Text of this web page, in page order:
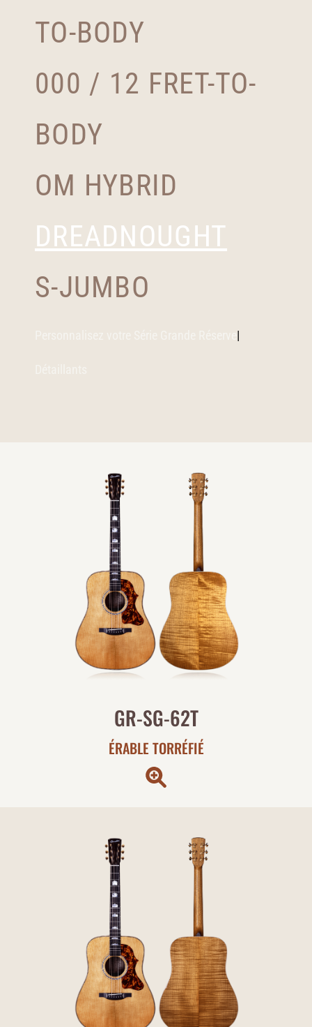
TO-BODY
000 / 12 FRET-TO-
BODY
OM HYBRID
DREADNOUGHT
S-JUMBO
|
GR-SG-62T
ÉRABLE TORRÉFIÉ